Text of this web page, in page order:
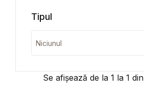
Se afișează de la 1 la 1 din
Tipul